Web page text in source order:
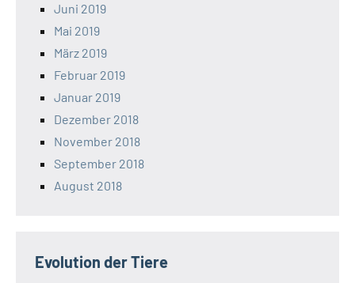
Juni 2019
Mai 2019
März 2019
Februar 2019
Januar 2019
Dezember 2018
November 2018
September 2018
August 2018
Evolution der Tiere